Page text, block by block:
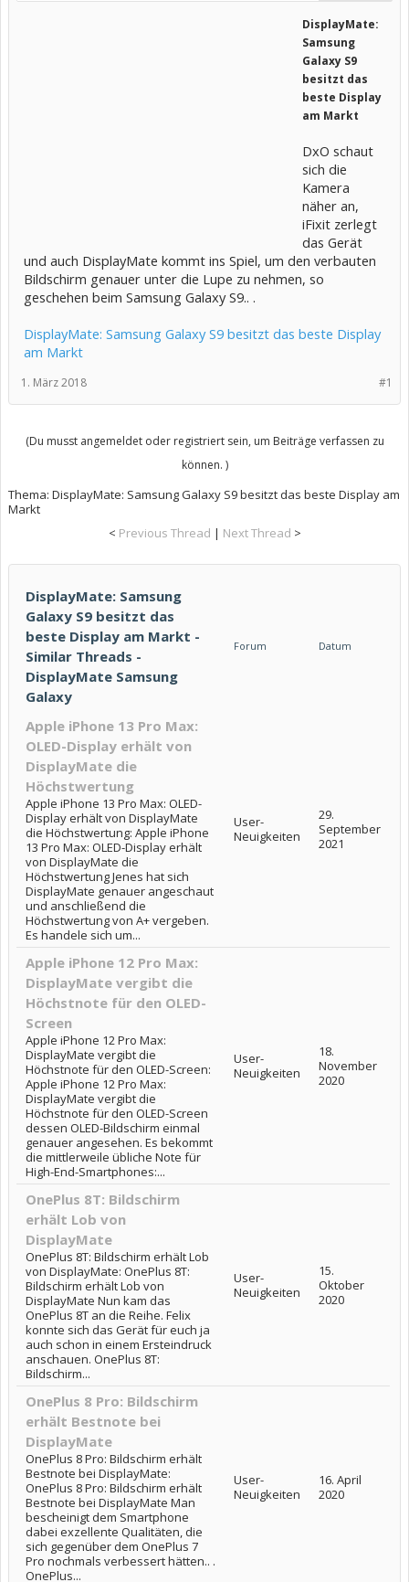
DisplayMate:
Samsung
Galaxy S9
besitzt das
beste Display
am Markt
DxO schaut
sich die
Kamera
näher an,
iFixit zerlegt
das Gerät
und auch DisplayMate kommt ins Spiel, um den verbauten
Bildschirm genauer unter die Lupe zu nehmen, so
geschehen beim Samsung Galaxy S9.. .
DisplayMate: Samsung Galaxy S9 besitzt das beste Display
am Markt
#1
1. März 2018
(Du musst angemeldet oder registriert sein, um Beiträge verfassen zu
können. )
Thema: DisplayMate: Samsung Galaxy S9 besitzt das beste Display am
Markt
< Previous Thread | Next Thread >
DisplayMate: Samsung
Galaxy S9 besitzt das
beste Display am Markt -
Similar Threads -
DisplayMate Samsung
Galaxy
Forum Datum
Apple iPhone 13 Pro Max:
OLED-Display erhält von
DisplayMate die
Höchstwertung
Apple iPhone 13 Pro Max: OLED-
Display erhält von DisplayMate
die Höchstwertung: Apple iPhone
13 Pro Max: OLED-Display erhält
von DisplayMate die
Höchstwertung Jenes hat sich
DisplayMate genauer angeschaut
und anschließend die
Höchstwertung von A+ vergeben.
Es handele sich um...
User-
Neuigkeiten
29.
September
2021
Apple iPhone 12 Pro Max:
DisplayMate vergibt die
Höchstnote für den OLED-
Screen
Apple iPhone 12 Pro Max:
DisplayMate vergibt die
Höchstnote für den OLED-Screen:
Apple iPhone 12 Pro Max:
DisplayMate vergibt die
Höchstnote für den OLED-Screen
dessen OLED-Bildschirm einmal
genauer angesehen. Es bekommt
die mittlerweile übliche Note für
High-End-Smartphones:...
User-
Neuigkeiten
18.
November
2020
OnePlus 8T: Bildschirm
erhält Lob von
DisplayMate
OnePlus 8T: Bildschirm erhält Lob
von DisplayMate: OnePlus 8T:
Bildschirm erhält Lob von
DisplayMate Nun kam das
OnePlus 8T an die Reihe. Felix
konnte sich das Gerät für euch ja
auch schon in einem Ersteindruck
anschauen. OnePlus 8T:
Bildschirm...
User-
Neuigkeiten
15.
Oktober
2020
OnePlus 8 Pro: Bildschirm
erhält Bestnote bei
DisplayMate
OnePlus 8 Pro: Bildschirm erhält
Bestnote bei DisplayMate:
OnePlus 8 Pro: Bildschirm erhält
Bestnote bei DisplayMate Man
bescheinigt dem Smartphone
dabei exzellente Qualitäten, die
sich gegenüber dem OnePlus 7
Pro nochmals verbessert hätten.. .
OnePlus...
User-
Neuigkeiten
16. April
2020